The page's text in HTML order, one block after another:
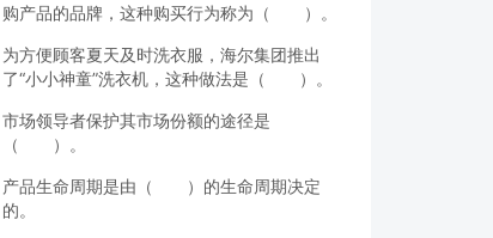
购产品的品牌，这种购买行为称为（ ）。
为方便顾客夏天及时洗衣服，海尔集团推出
了“小小神童”洗衣机，这种做法是（ ）。
市场领导者保护其市场份额的途径是
（ ）。
产品生命周期是由（ ）的生命周期决定
的。